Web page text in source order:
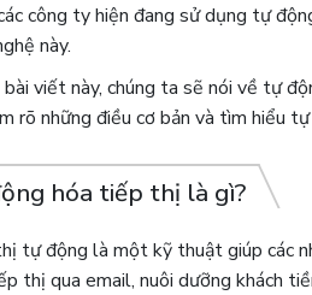
công ty hiện đang sử dụng tự
này.
viết này, chúng ta sẽ nói về tự
rõ những điều cơ bản và tìm hiểu
hóa tiếp thị là gì?
tự động là một kỹ thuật giúp các
thị qua email, nuôi dưỡng khách